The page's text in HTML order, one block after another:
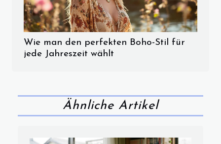
Wie man den perfekten Boho-Stil für
jede Jahreszeit wählt
Ähnliche Artikel